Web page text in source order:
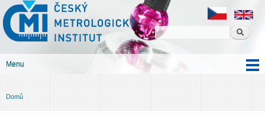
obsahu
Český
metrologický
institut
Menu
Jste zde
Domů